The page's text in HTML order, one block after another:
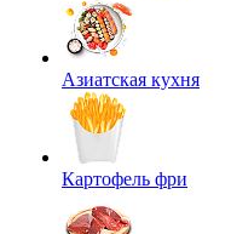
Азиатская кухня
Картофель фри